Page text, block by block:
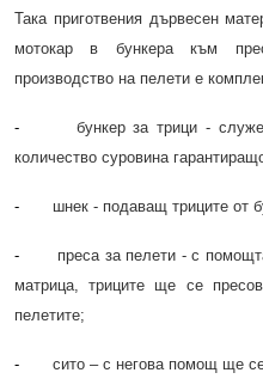
Така приготвения дървесен
мотокар в бункера към
производство на пелети е
-
бункер за трици -
количество суровина
- шнек - подаващ триците от
-
преса за пелети - с
матрица, триците ще се
пелетите;
- сито – с негова помощ ще